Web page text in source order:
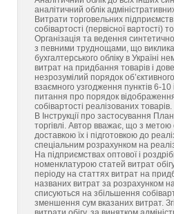
аналітичний облік
Витрати торговельних
собівартості (первісної вартості)
Організація та ведення
з певними труднощами, що
бухгалтерського обліку в Україні
витрат на придбання товарів і
незрозумілий порядок
взаємного узгодження пунктів 6-
питання про порядок відображення
собівартості реалізованих товарів.
В Інструкції про застосування
торгівлі. Автор вважає, що з метою
доставкою їх і підготовкою до
спеціальним розрахунком на
На підприємствах оптової і
номенклатурою статей витрат
періоду на статтях витрат на
названих витрат за розрахунком
списуються на збільшення
зменшення сум вказаних витрат.